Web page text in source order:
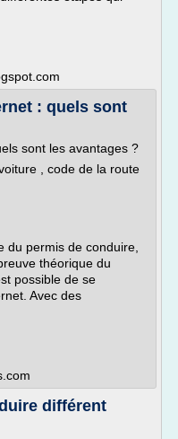
: quels sont
sont les avantages ?
, code de la route
du permis de conduire,
théorique du
possible de se
Avec des
différent